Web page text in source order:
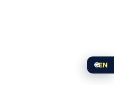
🌐EN